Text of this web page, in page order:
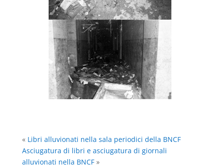
« Libri alluvionati nella sala periodici della BNCF
Asciugatura di libri e asciugatura di giornali
alluvionati nella BNCF»